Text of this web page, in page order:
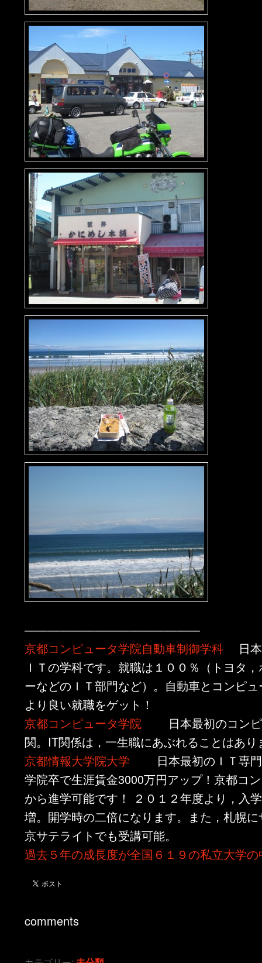
———————————————
京都コンピュータ学院自動車制御学科 日本
ＩＴの学科です。就職は１００％（トヨタ
ーなどのＩＴ部門など）。自動車とコンピ
より良い就職をゲット！
京都コンピュータ学院 日本最初のコンピ
関。IT関係は，一生職にあぶれることはあり
京都情報大学院大学 日本最初のＩＴ専門
学院卒で生涯賃金3000万円アップ！京都コ
から進学可能です！ ２０１２年度より，入
増。開学時の二倍になります。また，札幌
京サテライトでも受講可能。
過去５年の成長度が全国６１９の私立大学
comments